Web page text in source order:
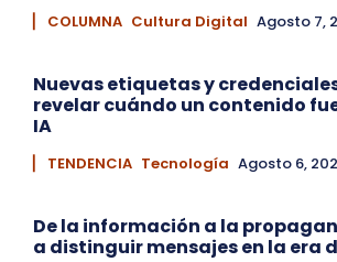
▏ COLUMNA Cultura Digital Agosto 7,
Nuevas etiquetas y
revelar cuándo un contenido
IA
▏ TENDENCIA Tecnología Agosto 6,
De la información a la
a distinguir mensajes en la era